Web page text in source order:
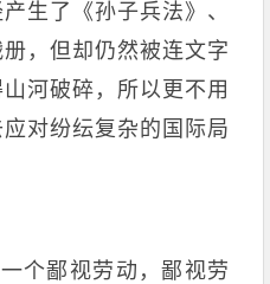
生了《孙子兵法》、
，但却仍然被连文字
河破碎，所以更不用
对纷纭复杂的国际局
鄙视劳动，鄙视劳